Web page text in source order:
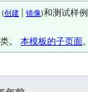
(创建 镜像)和测试样例
。 本模板的子页面。